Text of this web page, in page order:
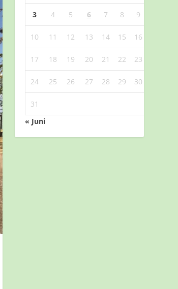
3 4 5 6 7 8 9
10 11 12 13 14 15 16
17 18 19 20 21 22 23
24 25 26 27 28 29 30
31
« Juni